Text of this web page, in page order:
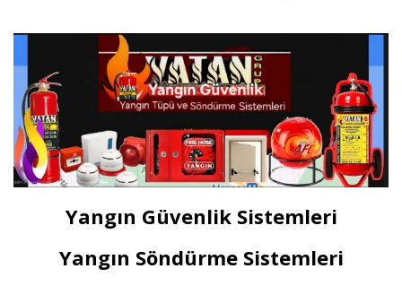
Yangın Güvenlik Sistemleri
Yangın Söndürme Sistemleri